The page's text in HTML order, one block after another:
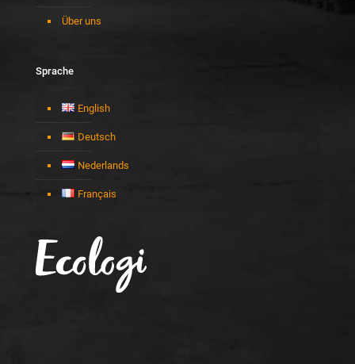
Über uns
Sprache
English
Deutsch
Nederlands
Français